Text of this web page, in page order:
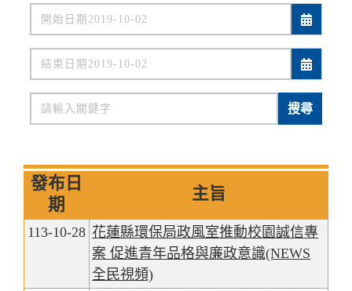
關鍵字 搜尋
發布日
期
主旨
113-10-28 花蓮縣環保局政風室推動校園誠信專
案 促進青年品格與廉政意識(NEWS
全民視頻)